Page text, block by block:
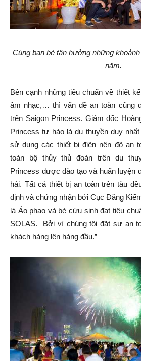
Cùng bạn bè tận hưởng những
năm.
Bên cạnh những tiêu chuẩn về thiết
âm nhạc,… thì vấn đề an toàn cũng
trên Saigon Princess. Giám đốc
Princess tự hào là du thuyền duy
sử dụng các thiết bị điện nên độ an
toàn bộ thủy thủ đoàn trên du
Princess được đào tạo và huấn luyện
hải. Tất cả thiết bị an toàn trên tàu
định và chứng nhận bởi Cục Đăng
là Áo phao và bè cứu sinh đạt tiêu
SOLAS. Bởi vì chúng tôi đặt sự an
khách hàng lên hàng đầu.”